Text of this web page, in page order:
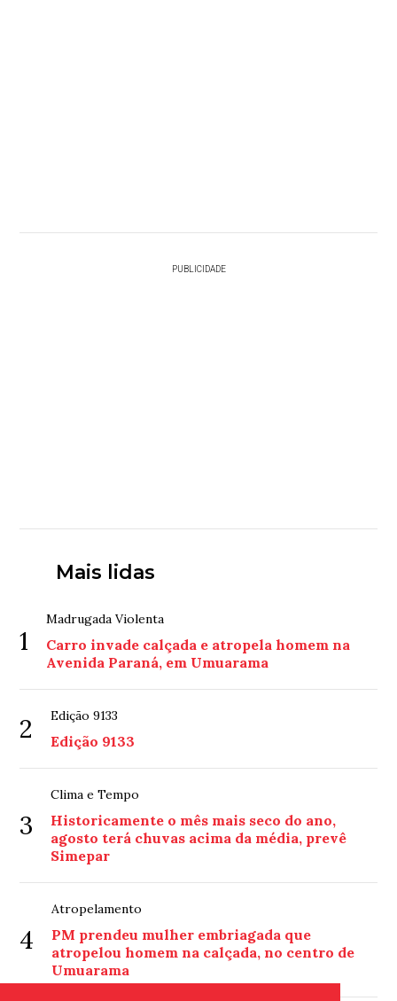
PUBLICIDADE
Mais lidas
1
Madrugada Violenta
Carro invade calçada e atropela homem na
Avenida Paraná, em Umuarama
2 Edição 9133
Edição 9133
3
Clima e Tempo
Historicamente o mês mais seco do ano,
agosto terá chuvas acima da média, prevê
Simepar
4
Atropelamento
PM prendeu mulher embriagada que
atropelou homem na calçada, no centro de
Umuarama